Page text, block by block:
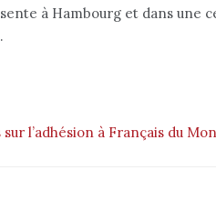
à Hambourg et dans une
l’adhésion à Français du